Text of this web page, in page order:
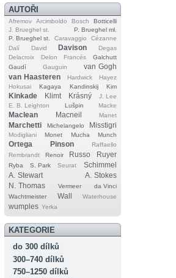
AUTOŘI
Afremov Arcimboldo Bosch
Botticelli
J. Brueghel st.
P. Brueghel ml.
P. Brueghel st.
Caravaggio
Cézanne
Dalí
David Davison
Degas
Delacroix
Delon Francés
Galchutt
Gaudí
Gauguin
van Gogh
van Haasteren
Hardwick
Hayez
Hokusai
Kagaya Kandinskij Kim
Kinkade Klimt Krásný
J. Lee
E. B. Leighton
Lušpin Macke
Maclean Macneil Manet
Marchetti Michelangelo Misstigri
Modigliani Monet Mucha Munch
Ortega Pinson
Raffaello
Rembrandt
Renoir Russo Ruyer
Ryba S. Park Seurat
Schimmel
A. Stewart
A. Stokes
N. Thomas
Vermeer
da Vinci
Wachtmeister
Wall Waterhouse
wumples Yerka
KATEGORIE
do 300 dílků
300–740 dílků
750–1250 dílků